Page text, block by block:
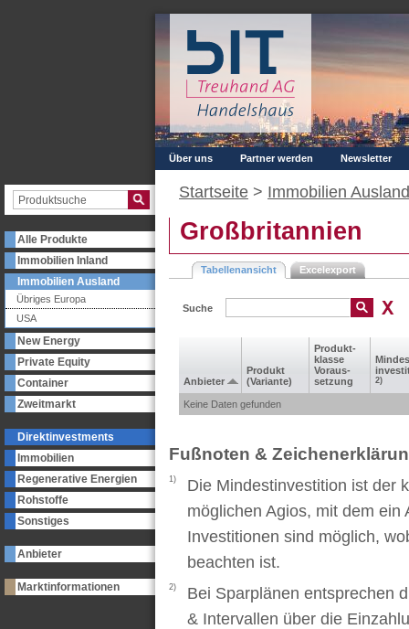
Alle Produkte
Immobilien Inland
Immobilien Ausland
Übriges Europa
USA
New Energy
Private Equity
Container
Zweitmarkt
Direktinvestments
Immobilien
Regenerative Energien
Rohstoffe
Sonstiges
Anbieter
Marktinformationen
Über uns Partner werden Newsletter
Startseite > Immobilien Ausland
Großbritannien
Tabellenansicht Excelexport
Suche
Anbieter
Produkt
(Variante)
Produkt­
klasse
Voraus­
setzung
2)
Keine Daten gefunden
Fußnoten &
1)
Die Mindestinvestition ist der
möglichen Agios, mit dem
Investitionen sind möglich,
beachten ist.
2)
Bei Sparplänen entsprechen
& Intervallen über die